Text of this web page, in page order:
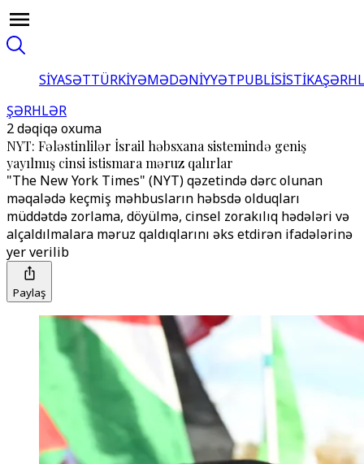
SİYASƏTTÜRKİYƏMƏDƏNİYYƏTPUBLİSİSTİKA
ŞƏRHLƏR
2 dəqiqə oxuma
NYT: Fələstinlilər İsrail həbsxana sistemində geniş
yayılmış cinsi istismara məruz qalırlar
"The New York Times" (NYT) qəzetində dərc olunan
məqalədə keçmiş məhbusların həbsdə olduqları
müddətdə zorlama, döyülmə, cinsel zorakılıq hədələri və
alçaldılmalara məruz qaldıqlarını əks etdirən ifadələrinə
yer verilib
Paylaş